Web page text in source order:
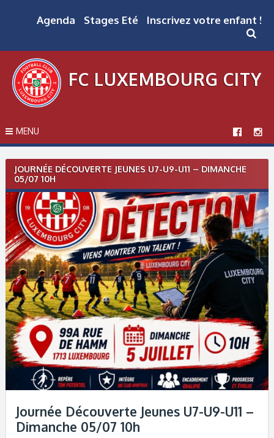
Agenda Stages Eté Inscrivez votre enfant !
FC LUXEMBOURG CITY
MENU
JOURNÉE DÉCOUVERTE JEUNES U7-U9-U11 – DIMANCHE
05/07 10H
Journée Découverte Jeunes U7-U9-U11 –
Dimanche 05/07 10h
Post
navigation